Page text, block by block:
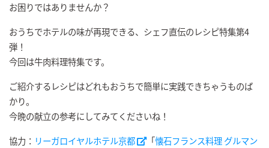
お困りではありませんか？
おうちでホテルの味が再現できる、シェフ直伝のレシピ特集第4
弾！
今回は牛肉料理特集です。
ご紹介するレシピはどれもおうちで簡単に実践できちゃうものば
かり。
今晩の献立の参考にしてみてくださいね！
協力： リーガロイヤルホテル京都 「懐石フランス料理 グルマン